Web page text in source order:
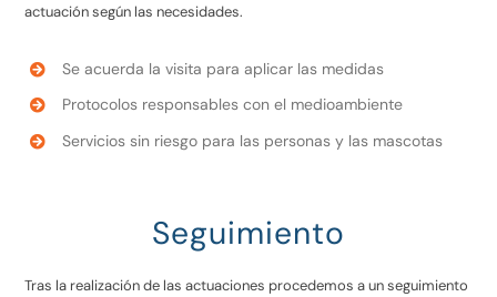
actuación según las necesidades.
Se acuerda la visita para aplicar las medidas
Protocolos responsables con el medioambiente
Servicios sin riesgo para las personas y las mascotas
Seguimiento
Tras la realización de las actuaciones procedemos a un seguimiento